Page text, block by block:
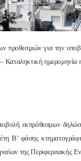
προθεσμιών για την
Καταληκτική ημερομηνία
εκπρόθεσμων
Β’ φάσης
της Περιφερειακής